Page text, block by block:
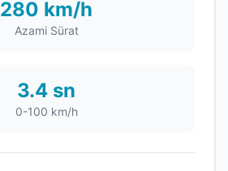
280 km/h
Azami Sürat
3.4 sn
0-100 km/h